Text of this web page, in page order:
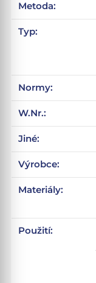
Metoda:
Typ:
Normy:
W.Nr.:
Jiné:
Výrobce:
Materiály:
Použití: